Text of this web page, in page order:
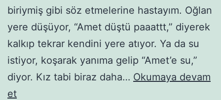
biriymiş gibi söz etmelerine hastayım. Oğlan
yere düşüyor, “Amet düştü paaattt,” diyerek
kalkıp tekrar kendini yere atıyor. Ya da su
istiyor, koşarak yanıma gelip “Amet’e su,”
diyor. Kız tabi biraz daha… Okumaya devam
etMekki’den